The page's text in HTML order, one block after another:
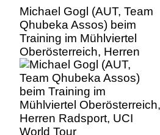
Michael Gogl (AUT, Team
Qhubeka Assos) beim
Training im Mühlviertel
Oberösterreich, Herren
Radsport, UCI World Tour